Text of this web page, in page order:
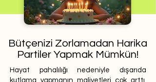
Bütçenizi Zorlamadan Harika
Partiler Yapmak Mümkün!
Hayat pahalılığı nedeniyle dışarıda
kutlama yapmanın maliyetleri çok arttı.